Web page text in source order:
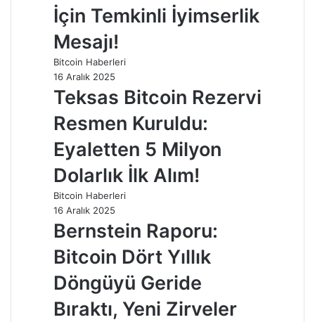
İçin Temkinli İyimserlik
Mesajı!
Bitcoin Haberleri
16 Aralık 2025
Teksas Bitcoin Rezervi
Resmen Kuruldu:
Eyaletten 5 Milyon
Dolarlık İlk Alım!
Bitcoin Haberleri
16 Aralık 2025
Bernstein Raporu:
Bitcoin Dört Yıllık
Döngüyü Geride
Bıraktı, Yeni Zirveler